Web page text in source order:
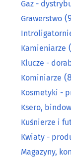
Gaz -
Grawerstwo
Kamieniarze
Klucze -
Kominiarze
Kosmetyki -
Ksero,
Kuśnierze i
Kwiaty -
Magazyny,